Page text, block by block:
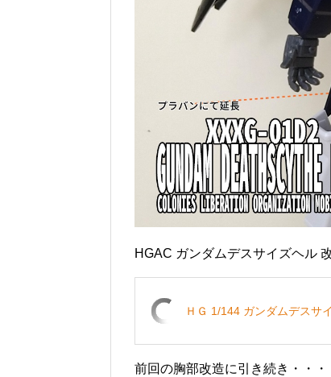
HGAC ガンダムデスサイズヘル
ＨＧ 1/144 ガンダムデスサ
前回の胸部改造に引き続き・・・